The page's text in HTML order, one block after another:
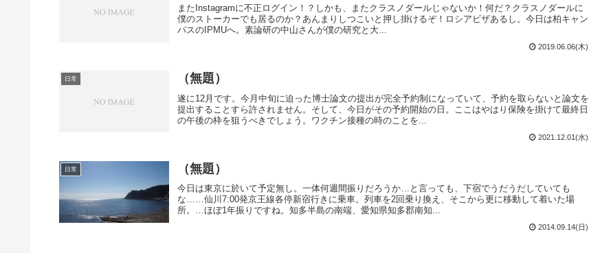
またInstagramに不正ログイン！？しかも、またクラスノダールじゃないか！何だ？クラスノダールに
僕のストーカーでも居るのか？あんまりしつこいと押し掛けるぞ！ロシアビザあるし。今日は柏キャン
パスのIPMUへ。素論研の中山さんが僕の研究と大...
2019.06.06(木)
日常 （無題）
遂に12月です。今月中旬に迫った博士論文の提出が完全予約制になっていて、予約を取らないと論文を
提出することすら許されません。そして、今日がその予約開始の日。ここはやはり保険を掛けて最終日
の午後の枠を狙うべきでしょう。ワクチン接種の時のことを...
2021.12.01(水)
日常 （無題）
今日は東京に於いて予定無し。一体何週間振りだろうか…と言っても、下宿でうだうだしていても
な……仙川7:00発京王線各停新宿行きに乗車。列車を2回乗り換え、そこから更に移動して着いた場
所。…ほぼ1年振りですね。知多半島の南端、愛知県知多郡南知...
2014.09.14(日)